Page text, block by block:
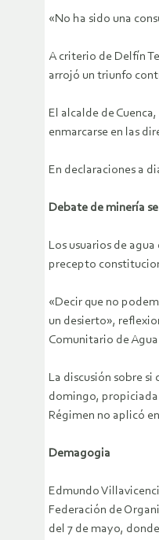
«No ha sido una
A criterio de Delfín
arrojó un triunfo
El alcalde de
enmarcarse en las
En declaraciones a
Debate de minería
Los usuarios de
precepto
«Decir que no
un desierto»,
Comunitario de
La discusión sobre
domingo, propiciada
Régimen no aplicó
Demagogia
Edmundo
Federación de
del 7 de mayo,